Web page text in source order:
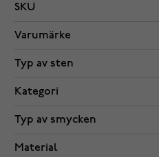
SKU
Varumärke
Typ av sten
Kategori
Typ av smycken
Material